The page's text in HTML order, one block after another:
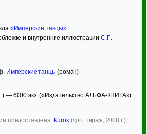
«Имперские танцы».
и внутренние иллюстрации С.П.
Имперские танцы (роман)
— 6000 экз. («Издательство АЛЬФА-КНИГА»).
предоставлена: Kurok (доп. тираж, 2008 г.)